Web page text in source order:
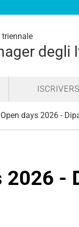
triennale
degli
Open days 2026 -
2026 -